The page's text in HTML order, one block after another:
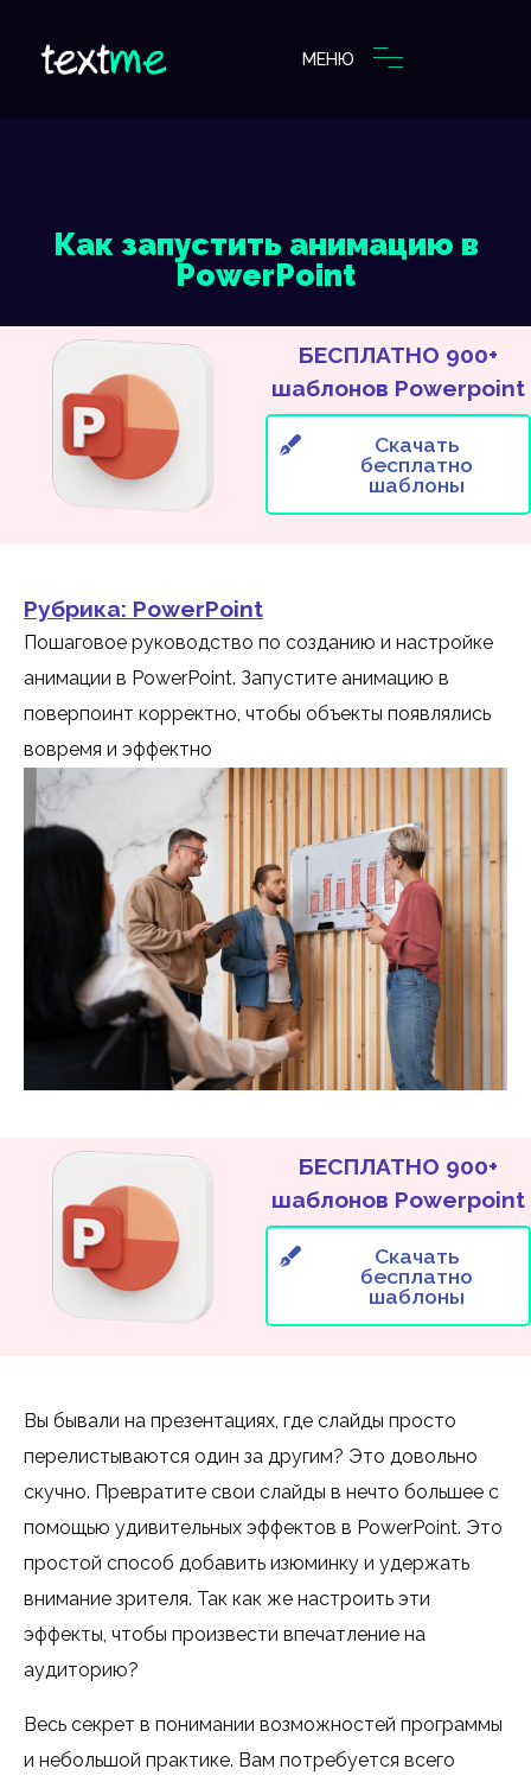
МЕНЮ
Как запустить анимацию в
PowerPoint
БЕСПЛАТНО 900+
шаблонов Powerpoint
Скачать
бесплатно
шаблоны
Рубрика: PowerPoint
Пошаговое руководство по созданию и настройке
анимации в PowerPoint. Запустите анимацию в
поверпоинт корректно, чтобы объекты появлялись
вовремя и эффектно
БЕСПЛАТНО 900+
шаблонов Powerpoint
Скачать
бесплатно
шаблоны
Вы бывали на презентациях, где слайды просто
перелистываются один за другим? Это довольно
скучно. Превратите свои слайды в нечто большее с
помощью удивительных эффектов в PowerPoint. Это
простой способ добавить изюминку и удержать
внимание зрителя. Так как же настроить эти
эффекты, чтобы произвести впечатление на
аудиторию?
Весь секрет в понимании возможностей программы
и небольшой практике. Вам потребуется всего